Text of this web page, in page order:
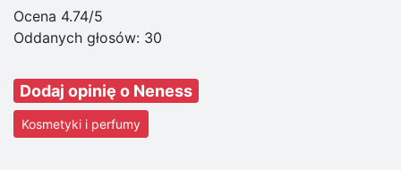
Ocena 4.74/5
Oddanych głosów: 30
Dodaj opinię o Neness
Kosmetyki i perfumy